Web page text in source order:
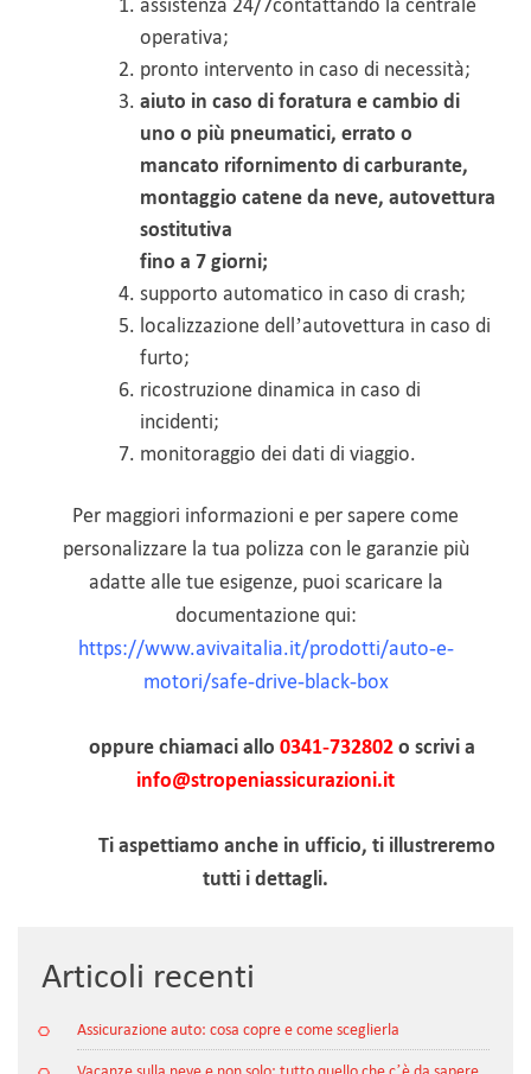
operativa;
pronto intervento in caso di necessità;
aiuto in caso di foratura e cambio di
uno o più pneumatici, errato o
mancato rifornimento di carburante,
montaggio catene da neve, autovettura
sostitutiva
fino a 7 giorni;
supporto automatico in caso di crash;
localizzazione dell’autovettura in caso di
furto;
ricostruzione dinamica in caso di
incidenti;
monitoraggio dei dati di viaggio.
Per maggiori informazioni e per sapere come
personalizzare la tua polizza con le garanzie più
adatte alle tue esigenze, puoi scaricare la
documentazione qui:
https://www.avivaitalia.it/prodotti/auto-e-
motori/safe-drive-black-box
oppure chiamaci allo 0341-732802o scrivi a
info@stropeniassicurazioni.it
Ti aspettiamo anche in ufficio, ti illustreremo
tutti i dettagli.
Articoli recenti
Assicurazione auto: cosa copre e come sceglierla